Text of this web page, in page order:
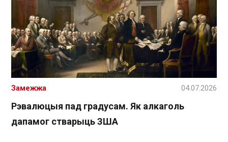
Рэвалюцыя пад градусам. Як алкаголь
дапамог стварыць ЗША
Замежжа 04.07.2026